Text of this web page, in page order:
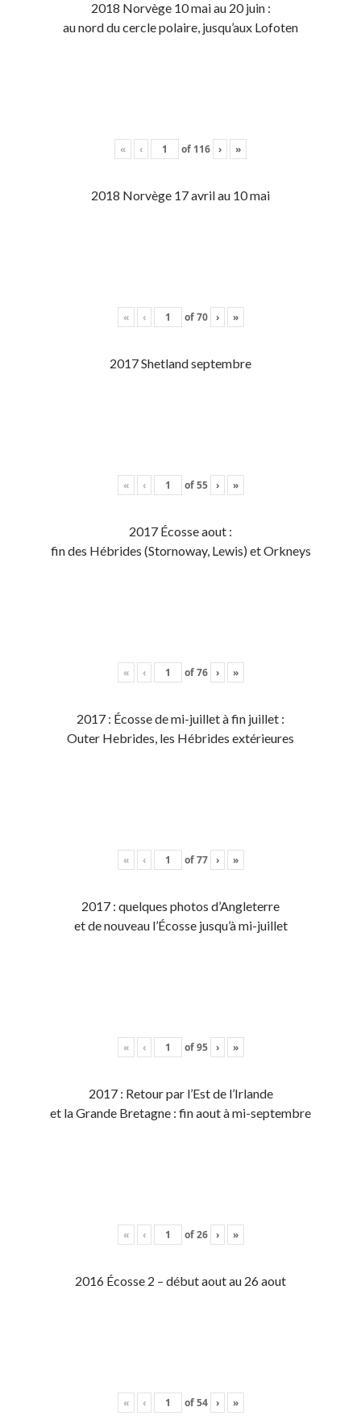
2018 Norvège 10 mai au 20 juin :
au nord du cercle polaire, jusqu’aux Lofoten
« ‹ of 116 › »
2018 Norvège 17 avril au 10 mai
« ‹ of70 › »
2017 Shetland septembre
« ‹ of55 › »
2017 Écosse aout :
fin des Hébrides (Stornoway, Lewis) et Orkneys
« ‹ of76 › »
2017 : Écosse de mi-juillet à fin juillet :
Outer Hebrides, les Hébrides extérieures
« ‹ of77 › »
2017 : quelques photos d’Angleterre
et de nouveau l’Écosse jusqu’à mi-juillet
« ‹ of95 › »
2017 : Retour par l’Est de l’Irlande
et la Grande Bretagne : fin aout à mi-septembre
« ‹ of26 › »
2016 Écosse 2 – début aout au 26 aout
« ‹ of54 › »